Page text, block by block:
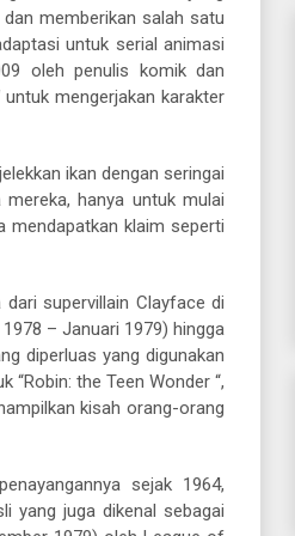
memberikan salah satu
untuk serial animasi
oleh penulis komik dan
mengerjakan karakter
ikan dengan seringai
hanya untuk mulai
mendapatkan klaim seperti
supervillain Clayface di
– Januari 1979) hingga
diperluas yang digunakan
the Teen Wonder “,
kisah orang-orang
sejak 1964,
yang juga dikenal sebagai